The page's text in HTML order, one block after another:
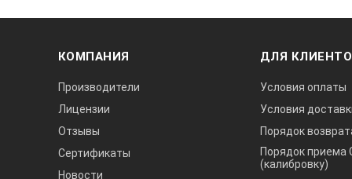
Ra,
0,08
КОМПАНИЯ
Производители
Лицензии
Отзывы
Сертификаты
Новости
ДЛЯ
Условия оплаты
Условия
Порядок
Порядок приема
(калибровку)